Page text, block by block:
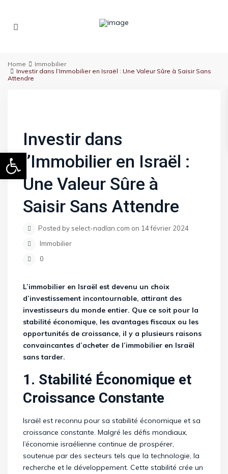
Ouvrir la barre d’outils
Home
Immobilier
Investir dans l’Immobilier en Israël : Une Valeur Sûre à Saisir Sans
Attendre
Investir dans
l’Immobilier en Israël :
Une Valeur Sûre à
Saisir Sans Attendre
Posted by select-nadlan.com on 14 février 2024
Immobilier
0
L’immobilier en Israël est devenu un choix
d’investissement incontournable, attirant des
investisseurs du monde entier. Que ce soit pour la
stabilité économique, les avantages fiscaux ou les
opportunités de croissance, il y a plusieurs raisons
convaincantes d’acheter de l’immobilier en Israël
sans tarder.
1. Stabilité Économique et
Croissance Constante
Israël est reconnu pour sa stabilité économique et sa
croissance constante. Malgré les défis mondiaux,
l’économie israélienne continue de prospérer,
soutenue par des secteurs tels que la technologie, la
recherche et le développement. Cette stabilité crée un